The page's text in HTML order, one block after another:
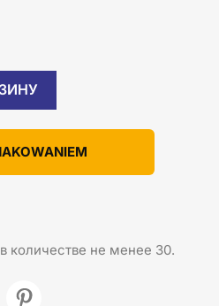
количестве не менее 30.